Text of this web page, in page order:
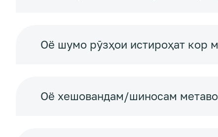
Оё шумо рӯзҳои истироҳат кор
Оё хешовандам/шиносам